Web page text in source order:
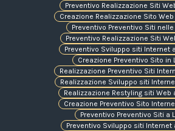
Preventivo Realizzazione Siti
Creazione Realizzazione Sito
Preventivo Preventivo Siti
Preventivo Realizzazione Siti
Preventivo Sviluppo siti Internet
Creazione Preventivo Sito in
Realizzazione Preventivo Siti
Realizzazione Sviluppo siti
Realizzazione Restyling siti Web
Creazione Preventivo Sito
Preventivo Preventivo Siti a
Preventivo Sviluppo siti Internet